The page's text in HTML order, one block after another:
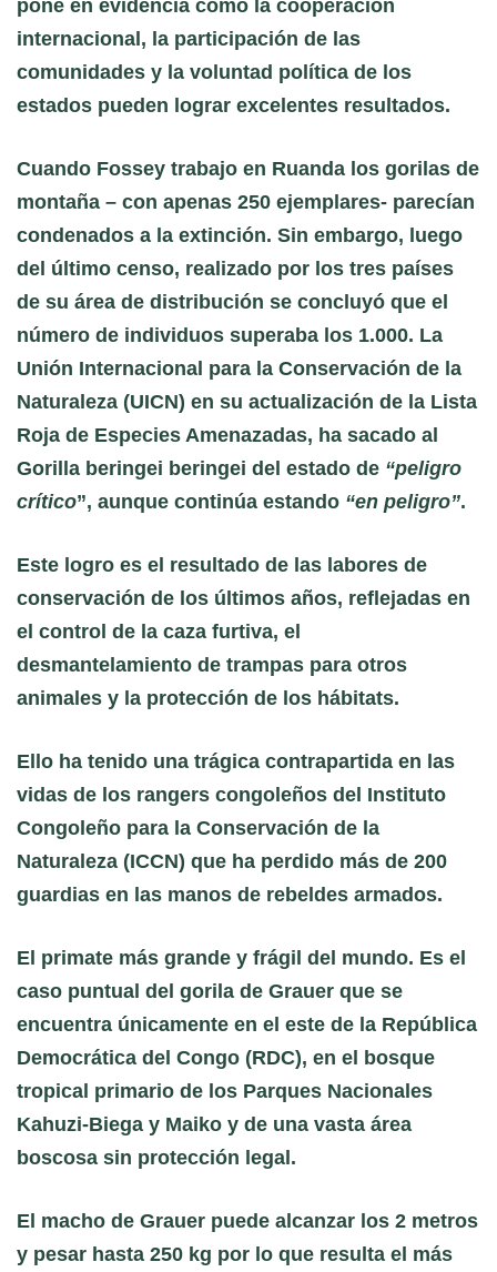
pone en evidencia cómo la cooperación
internacional, la participación de las
comunidades y la voluntad política de los
estados pueden lograr excelentes resultados.
Cuando Fossey trabajo en Ruanda los gorilas de
montaña – con apenas 250 ejemplares- parecían
condenados a la extinción. Sin embargo, luego
del último censo, realizado por los tres países
de su área de distribución se concluyó que el
número de individuos superaba los 1.000. La
Unión Internacional para la Conservación de la
Naturaleza (UICN) en su actualización de la Lista
Roja de Especies Amenazadas, ha sacado al
Gorilla beringei beringei del estado de “peligro
crítico”, aunque continúa estando “en peligro”.
Este logro es el resultado de las labores de
conservación de los últimos años, reflejadas en
el control de la caza furtiva, el
desmantelamiento de trampas para otros
animales y la protección de los hábitats.
Ello ha tenido una trágica contrapartida en las
vidas de los rangers congoleños del Instituto
Congoleño para la Conservación de la
Naturaleza (ICCN) que ha perdido más de 200
guardias en las manos de rebeldes armados.
El primate más grande y frágil del mundo. Es el
caso puntual del gorila de Grauer que se
encuentra únicamente en el este de la República
Democrática del Congo (RDC), en el bosque
tropical primario de los Parques Nacionales
Kahuzi-Biega y Maiko y de una vasta área
boscosa sin protección legal.
El macho de Grauer puede alcanzar los 2 metros
y pesar hasta 250 kg por lo que resulta el más